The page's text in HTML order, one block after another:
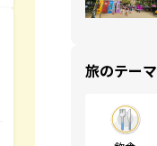
旅のテーマ